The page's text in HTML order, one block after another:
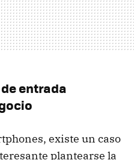
entrada
existe un caso
plantearse la